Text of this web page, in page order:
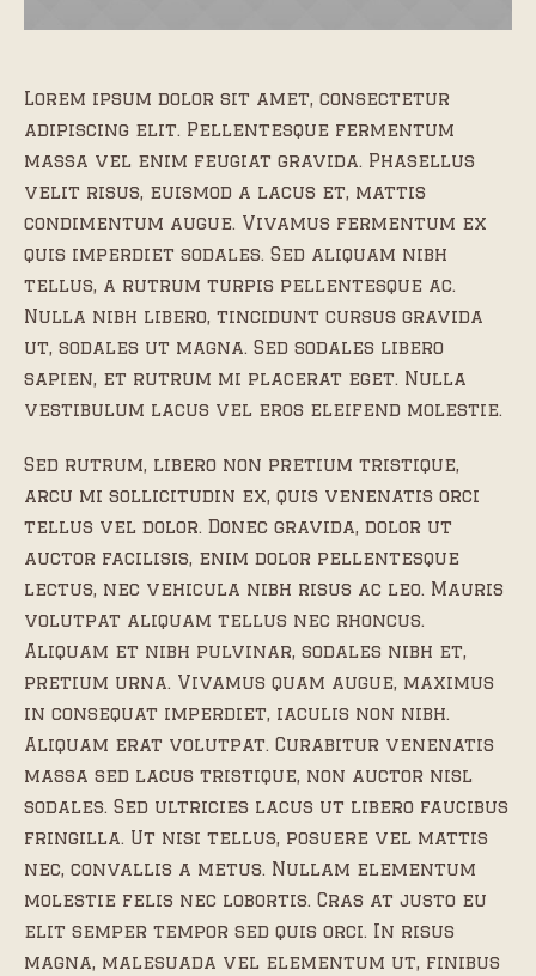
Lorem ipsum dolor sit amet, consectetur
adipiscing elit. Pellentesque fermentum
massa vel enim feugiat gravida. Phasellus
velit risus, euismod a lacus et, mattis
condimentum augue. Vivamus fermentum ex
quis imperdiet sodales. Sed aliquam nibh
tellus, a rutrum turpis pellentesque ac.
Nulla nibh libero, tincidunt cursus gravida
ut, sodales ut magna. Sed sodales libero
sapien, et rutrum mi placerat eget. Nulla
vestibulum lacus vel eros eleifend molestie.
Sed rutrum, libero non pretium tristique,
arcu mi sollicitudin ex, quis venenatis orci
tellus vel dolor. Donec gravida, dolor ut
auctor facilisis, enim dolor pellentesque
lectus, nec vehicula nibh risus ac leo. Mauris
volutpat aliquam tellus nec rhoncus.
Aliquam et nibh pulvinar, sodales nibh et,
pretium urna. Vivamus quam augue, maximus
in consequat imperdiet, iaculis non nibh.
Aliquam erat volutpat. Curabitur venenatis
massa sed lacus tristique, non auctor nisl
sodales. Sed ultricies lacus ut libero faucibus
fringilla. Ut nisi tellus, posuere vel mattis
nec, convallis a metus. Nullam elementum
molestie felis nec lobortis. Cras at justo eu
elit semper tempor sed quis orci. In risus
magna, malesuada vel elementum ut, finibus